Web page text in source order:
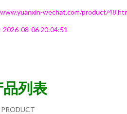
wechat.com/product/
2026-08-06 20:04:51
品列表
PRODUCT